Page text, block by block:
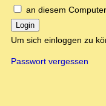
an diesem
Login
Um sich einloggen zu
Passwort vergessen